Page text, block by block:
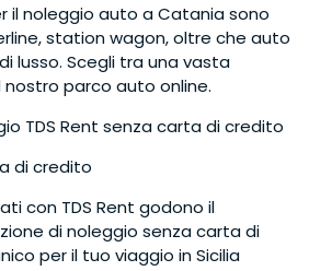
il noleggio auto a Catania sono
station wagon, oltre che auto
lusso. Scegli tra una vasta
parco auto online.
TDS Rent senza carta di credito
di credito
con TDS Rent godono il
di noleggio senza carta di
per il tuo viaggio in Sicilia